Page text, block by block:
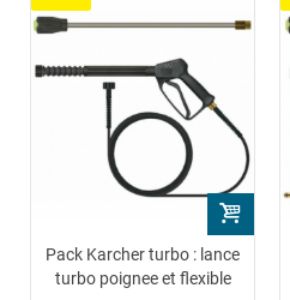
Pack Karcher turbo : lance
turbo poignee et flexible